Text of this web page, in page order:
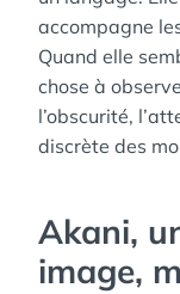
accompagne
Quand elle
chose à
l’obscurité,
discrète des
Akani,
image,